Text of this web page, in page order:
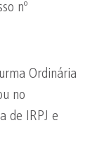
nº
Ordinária
no
de IRPJ e